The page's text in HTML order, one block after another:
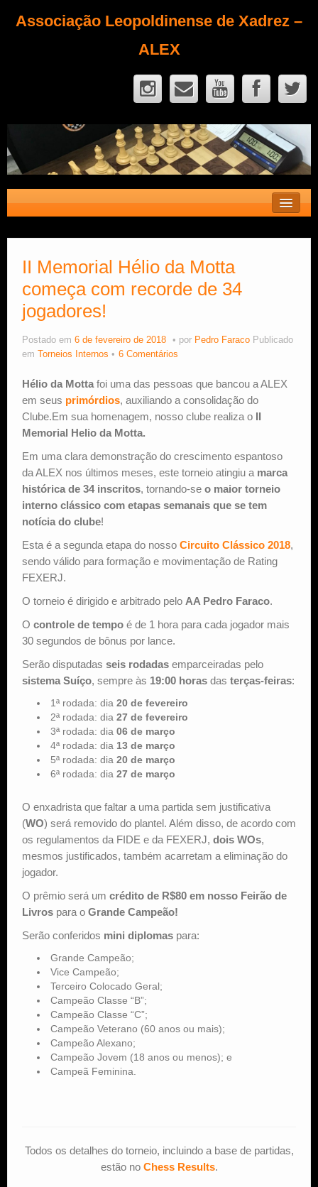
Associação Leopoldinense de Xadrez –
ALEX
Fique Sócio
Quem Somos?
Calendário
Estude Xadrez
II Memorial Hélio da Motta
começa com recorde de 34
jogadores!
Postado em 6 de fevereiro de 2018 por Pedro Faraco Publicado
em
Torneios Internos 6 Comentários
Hélio da Motta foi uma das pessoas que bancou a ALEX
em seus primórdios, auxiliando a consolidação do
Clube.Em sua homenagem, nosso clube realiza o II
Memorial Helio da Motta.
Em uma clara demonstração do crescimento espantoso
da ALEX nos últimos meses, este torneio atingiu a marca
histórica de 34 inscritos, tornando-se o maior torneio
interno clássico com etapas semanais que se tem
notícia do clube!
Esta é a segunda etapa do nosso Circuito Clássico 2018,
sendo válido para formação e movimentação de Rating
FEXERJ.
O torneio é dirigido e arbitrado pelo AA Pedro Faraco.
O controle de tempo é de 1 hora para cada jogador mais
30 segundos de bônus por lance.
Serão disputadas seis rodadas emparceiradas pelo
sistema Suíço, sempre às 19:00 horas das terças-feiras:
1ª rodada: dia 20 de fevereiro
2ª rodada: dia 27 de fevereiro
3ª rodada: dia 06 de março
4ª rodada: dia 13 de março
5ª rodada: dia 20 de março
6ª rodada: dia 27 de março
O enxadrista que faltar a uma partida sem justificativa
(WO) será removido do plantel. Além disso, de acordo com
os regulamentos da FIDE e da FEXERJ, dois WOs,
mesmos justificados, também acarretam a eliminação do
jogador.
O prêmio será um crédito de R$80 em nosso Feirão de
Livros para o Grande Campeão!
Serão conferidos mini diplomas para:
Grande Campeão;
Vice Campeão;
Terceiro Colocado Geral;
Campeão Classe “B”;
Campeão Classe “C”;
Campeão Veterano (60 anos ou mais);
Campeão Alexano;
Campeão Jovem (18 anos ou menos); e
Campeã Feminina.
Todos os detalhes do torneio, incluindo a base de partidas,
estão no Chess Results.